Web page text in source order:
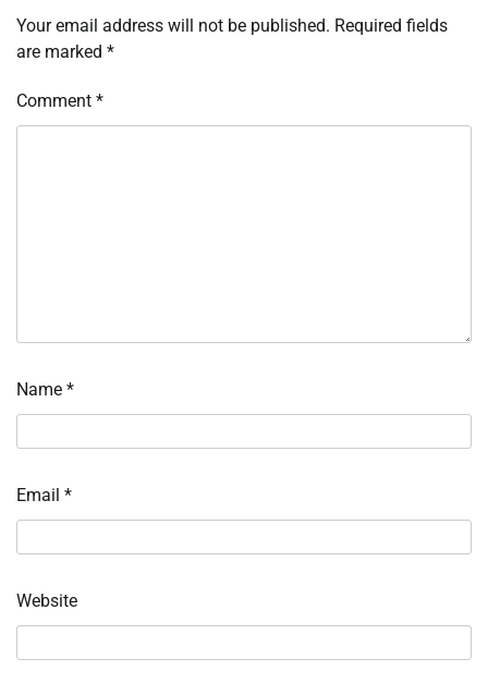
Your email address will not be published. Required fields
are marked *
Comment *
Name *
Email *
Website